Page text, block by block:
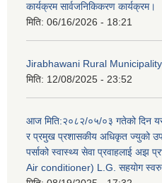
कार्यक्रम सार्वजनिकिकरण कार्यक्रम।
मिति: 06/16/2026 - 18:21
Jirabhawani Rural
मिति: 12/08/2025 - 23:52
आज मिति:२०८२/०५/०३ गतेको दिन यस
र प्रमुख प्रशासकीय अधिकृत ज्युको
पर्साको स्वास्थ्य सेवा प्रवाहलाई अझ
Air conditioner) L.G. सहयाेग